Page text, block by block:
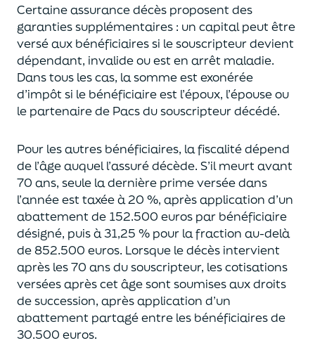
Certaine assurance décès proposentdes
garanties supplémentaires : un capitalpeut être
versé aux bénéficiaires si le souscripteur devient
dépendant, invalide ouest en arrêt maladie.
Dans tous les cas, la somme est exonérée
d’impôt si le bénéficiaire est l’époux, l’épouse ou
le partenaire de Pacsdu souscripteur décédé.
Pour les autres bénéficiaires, la fiscalité dépend
de l’âgeauquell’assuré décède. S’il meurt avant
70 ans, seule la dernière prime versée dans
l’année esttaxée à 20 %, après application d’un
abattement de 152.500 euros par bénéficiaire
désigné, puis à 31,25 % pour la fraction au-delà
de852.500 euros. Lorsque le décès intervient
après les 70 ans du souscripteur, les cotisations
versées après cet âge sont soumises aux droits
de succession, après application d’un
abattement partagé entre les bénéficiaires de
30.500 euros.